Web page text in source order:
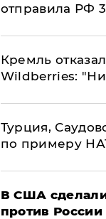
отправила РФ
Кремль
Wildberries: "Ни
Турция,
по примеру
В США
против России